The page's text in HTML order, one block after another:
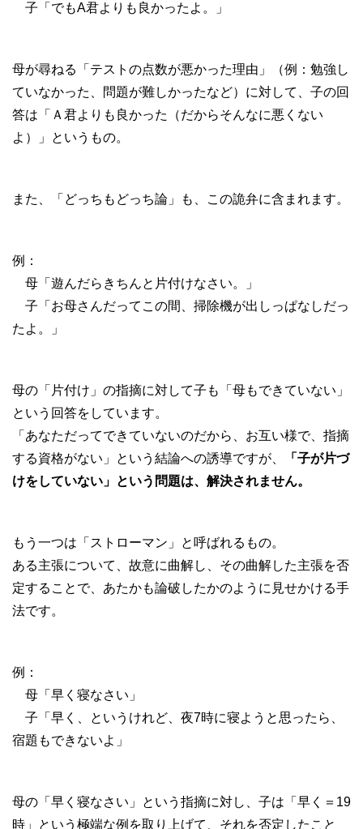
子「でもA君よりも良かったよ。」
母が尋ねる「テストの点数が悪かった理由」（例：勉強し
ていなかった、問題が難しかったなど）に対して、子の回
答は「Ａ君よりも良かった（だからそんなに悪くない
よ）」というもの。
また、「どっちもどっち論」も、この詭弁に含まれます。
例：
母「遊んだらきちんと片付けなさい。」
子「お母さんだってこの間、掃除機が出しっぱなしだっ
たよ。」
母の「片付け」の指摘に対して子も「母もできていない」
という回答をしています。
「あなただってできていないのだから、お互い様で、指摘
する資格がない」という結論への誘導ですが、
「子が片づ
けをしていない」という問題は、解決されません。
もう一つは「ストローマン」と呼ばれるもの。
ある主張について、故意に曲解し、その曲解した主張を否
定することで、あたかも論破したかのように見せかける手
法です。
例：
母「早く寝なさい」
子「早く、というけれど、夜7時に寝ようと思ったら、
宿題もできないよ」
母の「早く寝なさい」という指摘に対し、子は「早く＝19
時」という極端な例を取り上げて、それを否定したこと